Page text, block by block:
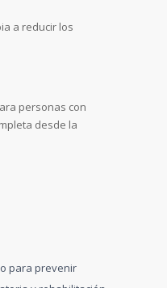
a reducir los
personas con
desde la
para prevenir